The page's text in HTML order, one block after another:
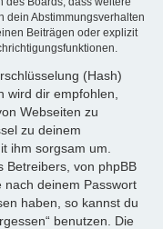
dein Abstimmungsverhalten
Beiträgen oder explizit
(Hash)
wird dir empfohlen,
Webseiten zu
zu deinem
ihm sorgsam um.
Betreibers, von phpBB
nach deinem Passwort
haben, so kannst du
benutzen. Die